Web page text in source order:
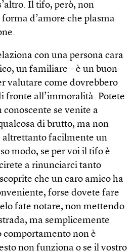
Il tifo, però, non
d’amore che plasma
con una persona cara
un familiare – è un buon
valutare come dovrebbero
fronte all’immoralità. Potete
se venite a
di brutto, ma non
altrettanto facilmente un
modo, se per voi il tifo è
a rinunciarci tanto
che un caro amico ha
forse dovete fare
fate notare, non mettendo
ma semplicemente
comportamento non è
non funziona o se il vostro